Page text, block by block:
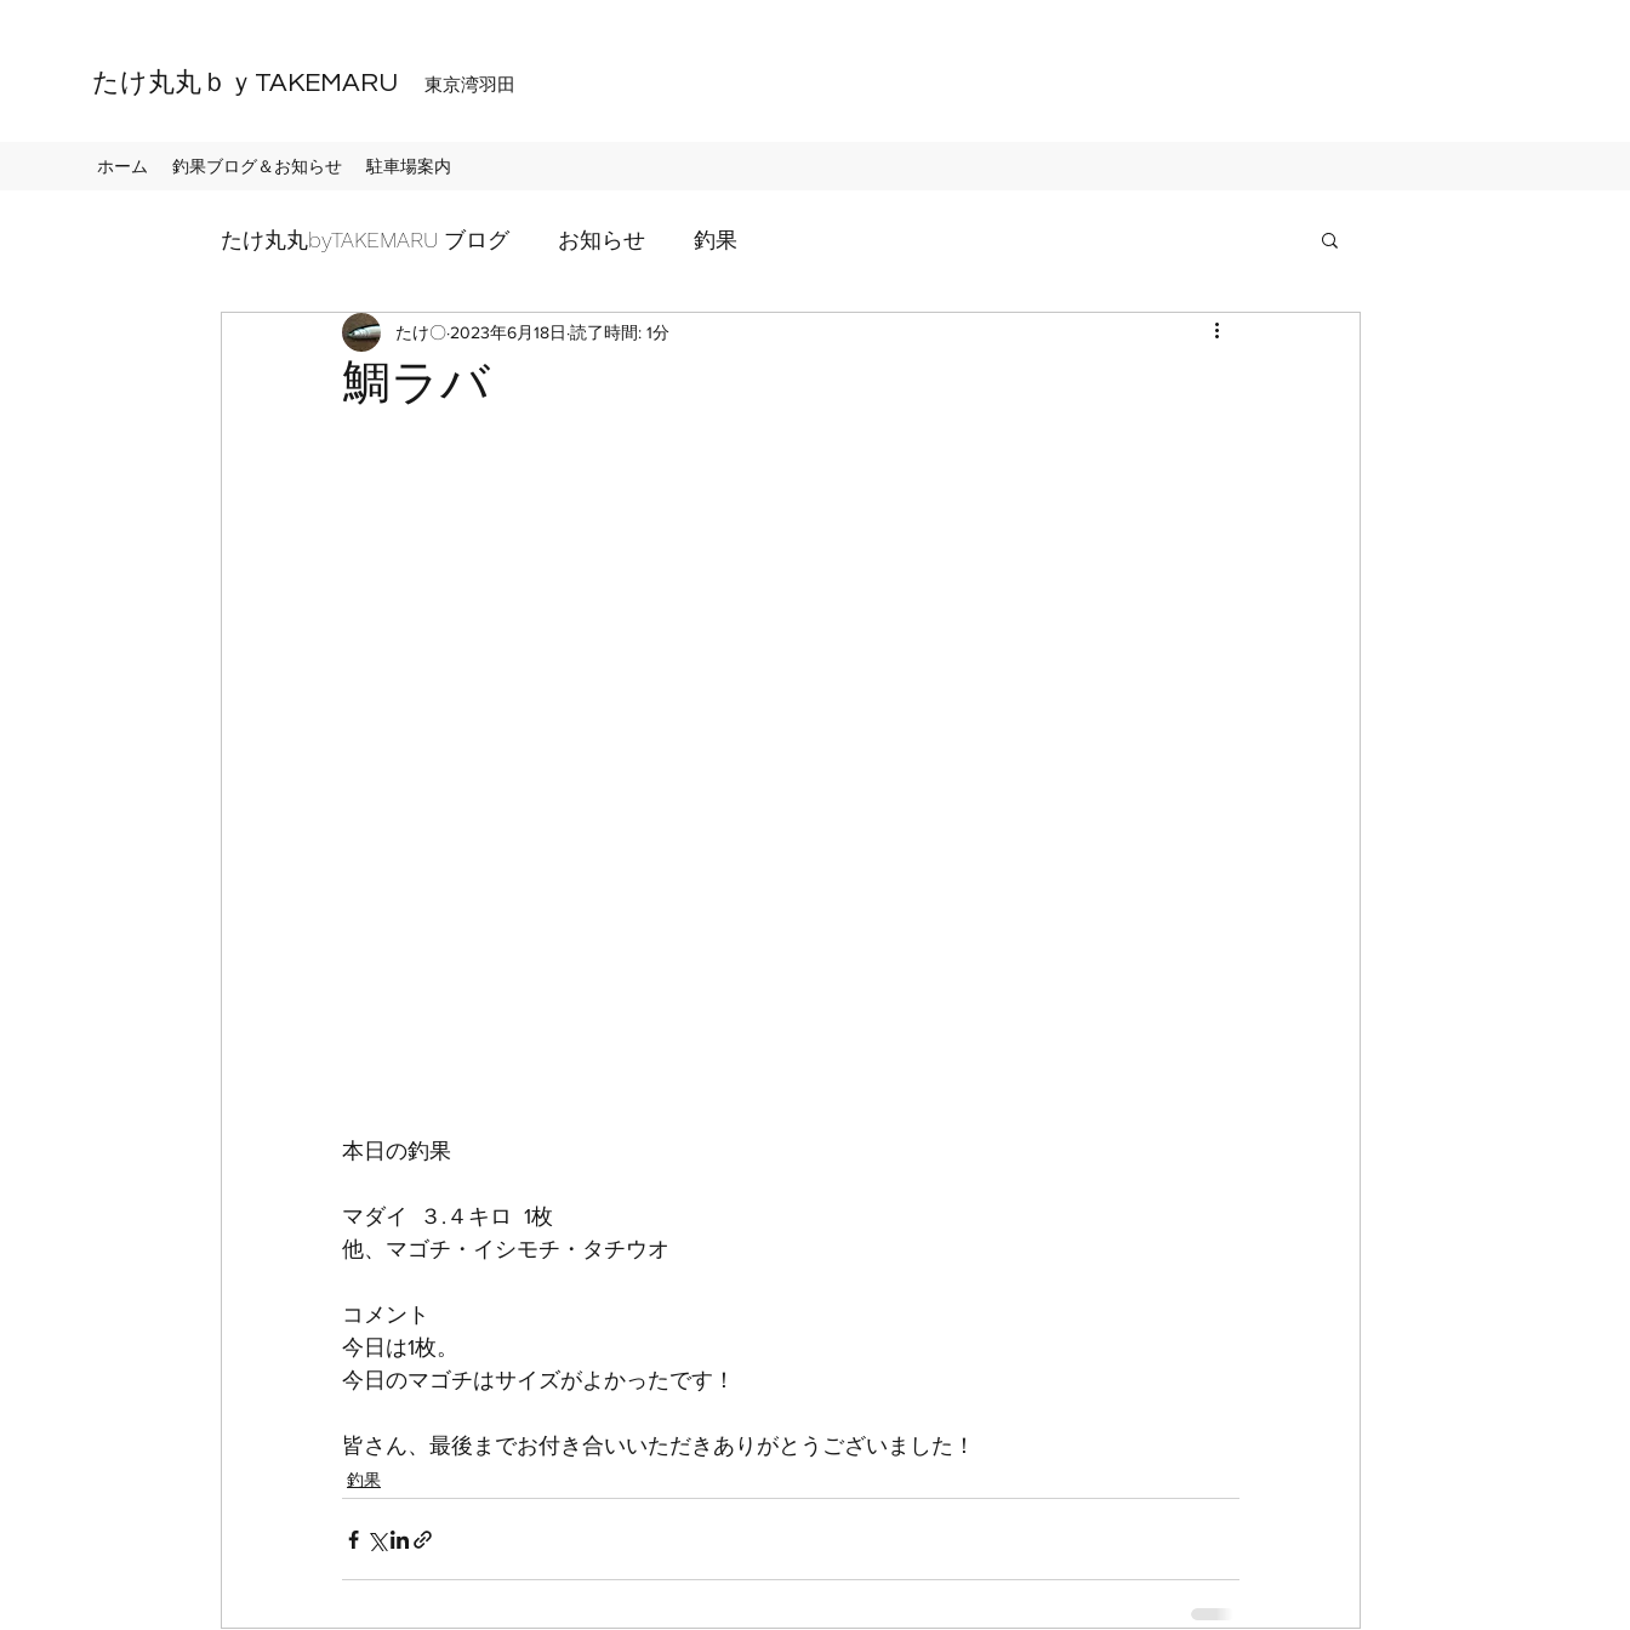
たけ丸丸ｂｙTAKEMARU 東京湾羽田
ホーム 釣果ブログ＆お知らせ 駐車場案内
たけ丸丸byTAKEMARU ブログ お知らせ 釣果
鯛ラバ
たけ〇 2023年6月18日 読了時間: 1分
本日の釣果
マダイ  ３.４キロ  1枚
他、マゴチ・イシモチ・タチウオ
コメント
今日は1枚。
今日のマゴチはサイズがよかったです！
皆さん、最後までお付き合いいただきありがとうございました！
釣果